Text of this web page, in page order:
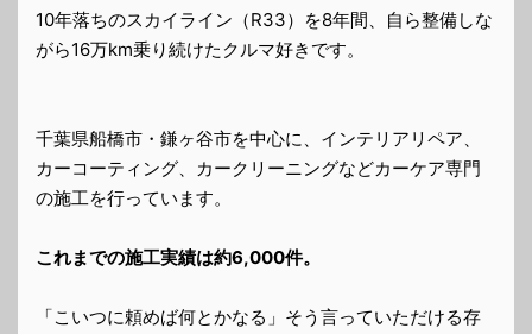
10年落ちのスカイライン（R33）を8年間、自ら整備しな
がら16万km乗り続けたクルマ好きです。
千葉県船橋市・鎌ヶ谷市を中心に、インテリアリペア、
カーコーティング、カークリーニングなどカーケア専門
の施工を行っています。
これまでの施工実績は約6,000件。
「こいつに頼めば何とかなる」そう言っていただける存